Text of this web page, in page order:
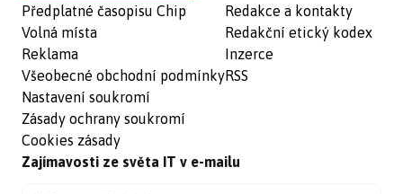
Předplatné časopisu Chip
Volná místa
Reklama
Všeobecné obchodní podmínky
Nastavení soukromí
Zásady ochrany soukromí
Cookies zásady
Redakce a kontakty
Redakční etický kodex
Inzerce
RSS
Zajímavosti ze světa IT v e-mailu